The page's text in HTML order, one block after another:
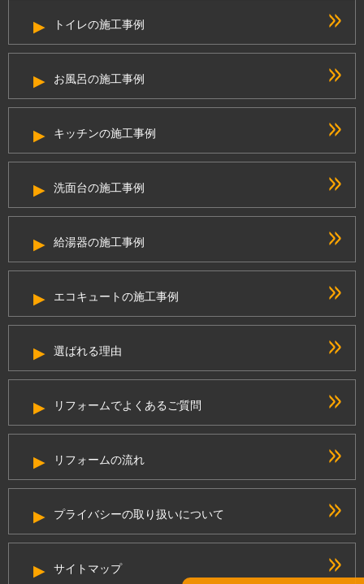
トイレの施工事例
お風呂の施工事例
キッチンの施工事例
洗面台の施工事例
給湯器の施工事例
エコキュートの施工事例
選ばれる理由
リフォームでよくあるご質問
リフォームの流れ
プライバシーの取り扱いについて
サイトマップ